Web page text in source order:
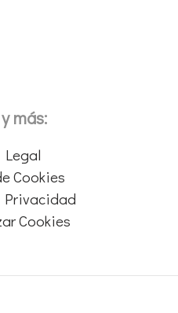
más:
Cookies
Cookies